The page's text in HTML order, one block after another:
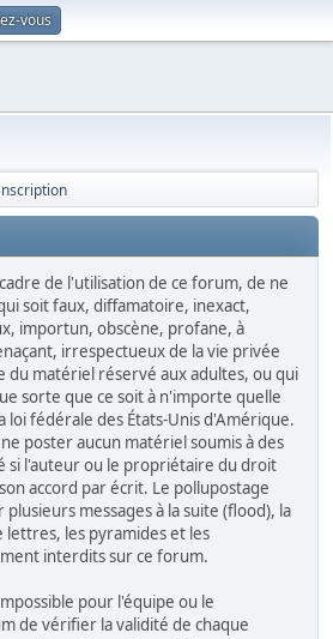
vous
de l'utilisation de ce forum, de ne
soit faux, diffamatoire, inexact,
importun, obscène, profane, à
irrespectueux de la vie privée
du matériel réservé aux adultes, ou qui
sorte que ce soit à n'importe quelle
loi fédérale des États-Unis d'Amérique.
poster aucun matériel soumis à des
si l'auteur ou le propriétaire du droit
accord par écrit. Le pollupostage
messages à la suite (flood), la
lettres, les pyramides et les
interdits sur ce forum.
pour l'équipe ou le
de vérifier la validité de chaque